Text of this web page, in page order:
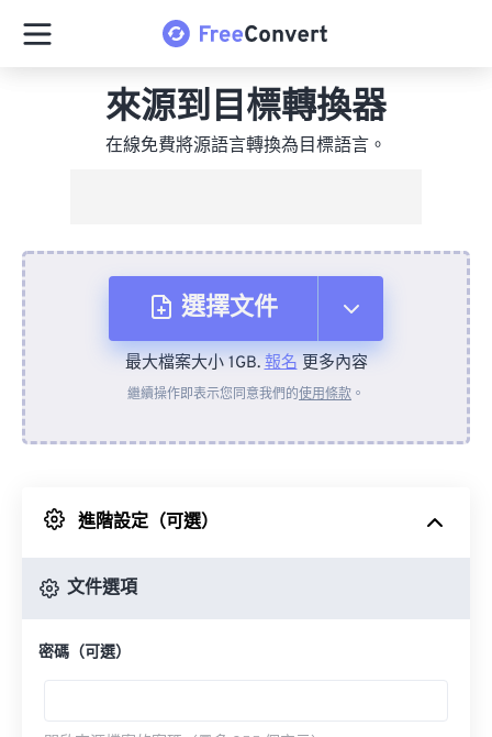
來源到目標轉換器
在線免費將源語言轉換為目標語言。
選擇文件
來自裝置
來自 Google 雲端硬碟
最大檔案大小 1GB.報名更多內容
繼續操作即表示您同意我們的使用條款 。
進階設定（可選）
文件選項
密碼（可選）